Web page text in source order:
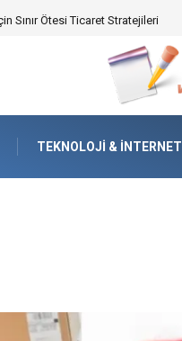
Yüksek Performans
TEKNOLOJI & İNTERNET